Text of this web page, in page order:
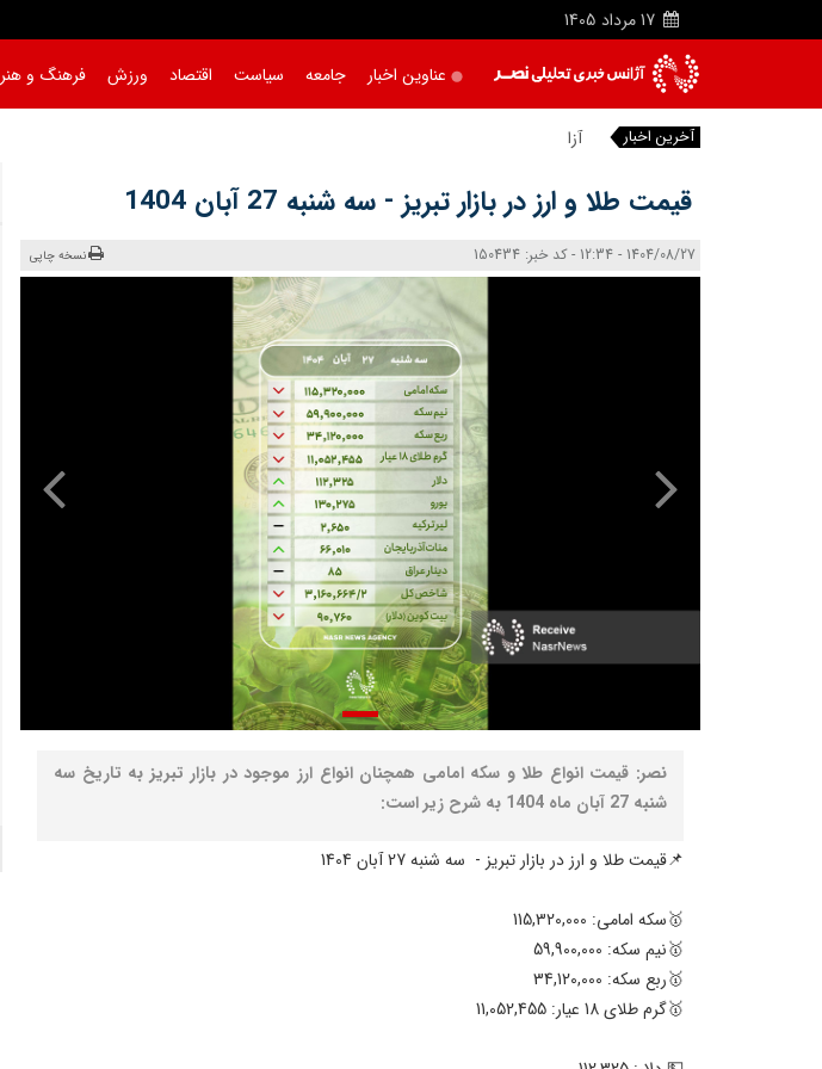
17 مرداد 1405
عناوین اخبار جامعه سیاست اقتصاد ورزش فرهنگ و هنر
آخرین اخبار آزادراه زنجا
قیمت طلا و ارز در بازار تبریز - سه شنبه 27 آبان 1404
1404/08/27 - 12:34 - کد خبر: 150434 نسخه چاپی
نصر: قیمت انواع طلا و سکه امامی همچنان انواع ارز موجود در بازار تبریز به تاریخ سه
شنبه 27 آبان ماه 1404 به شرح زیر است:
📌قیمت طلا و ارز در بازار تبریز - سه شنبه 27 آبان 1404
🥇سکه امامی: 115,320,000
🥇نیم سکه: 59,900,000
🥇ربع سکه: 34,120,000
🥇گرم طلای 18 عیار: 11,052,455